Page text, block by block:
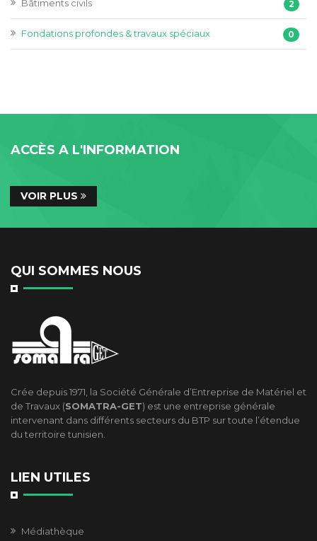
Bâtiments civils 2
Fondations profondes & travaux spéciaux 0
ACCÈS A L'INFORMATION
VOIR PLUS
QUI SOMMES NOUS
Crée depuis 1971, la Société Générale d’Entreprise de Matériel et
de Travaux (SOMATRA-GET) est une entreprise générale
intervenant dans différents secteurs du BTP sur toute l’étendue
du territoire tunisien.
LIEN UTILES
Médiathèque